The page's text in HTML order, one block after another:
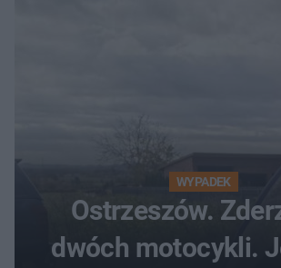
WYPADEK
Ostrzeszów.
dwóch motocykli.